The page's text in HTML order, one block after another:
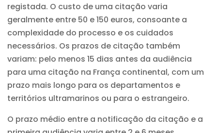
registada. O custo de uma citação varia
geralmente entre 50 e 150 euros, consoante a
complexidade do processo e os cuidados
necessários. Os prazos de citação também
variam: pelo menos 15 dias antes da audiência
para uma citação na França continental, com um
prazo mais longo para os departamentos e
territórios ultramarinos ou para o estrangeiro.
O prazo médio entre a notificação da citação e a